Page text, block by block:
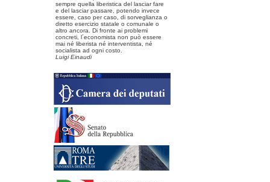
sempre quella liberistica del lasciar fare
e del lasciar passare, potendo invece
essere, caso per caso, di sorveglianza o
diretto esercizio statale o comunale o
altro ancora. Di fronte ai problemi
concreti, l´economista non può essere
mai né liberista né interventista, né
socialista ad ogni costo.
Luigi Einaudi